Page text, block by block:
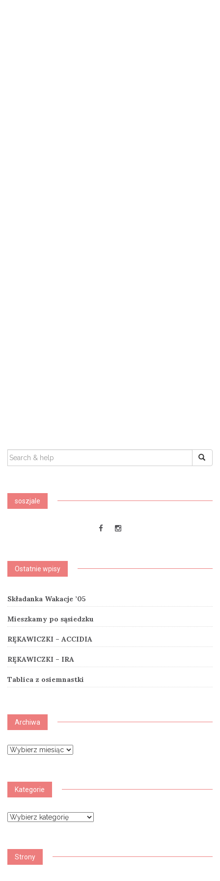
SEARCH
FOR:
soszjale
Ostatnie wpisy
Składanka Wakacje ’05
Mieszkamy po sąsiedzku
RĘKAWICZKI – ACCIDIA
RĘKAWICZKI – IRA
Tablica z osiemnastki
Archiwa
Archiwa
Kategorie
Kategorie
Strony